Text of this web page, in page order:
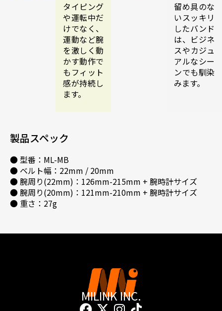
タイピング
や運転中だ
けでなく、
運動など腕
を激しく動
かす動作で
もフィット
感が持続し
ます。
留め具のな
いスッキリ
したバンド
は、ビジネ
スやカジュ
アルなシー
ンでも馴染
みます。
製品スペック
● 型番：ML-MB
● ベルト幅：22mm / 20mm
● 腕周り(22mm)：126mm-215mm + 腕時計サイズ
● 腕周り(20mm)：121mm-210mm + 腕時計サイズ
● 重さ：27g
MILINK INC.
F X I T